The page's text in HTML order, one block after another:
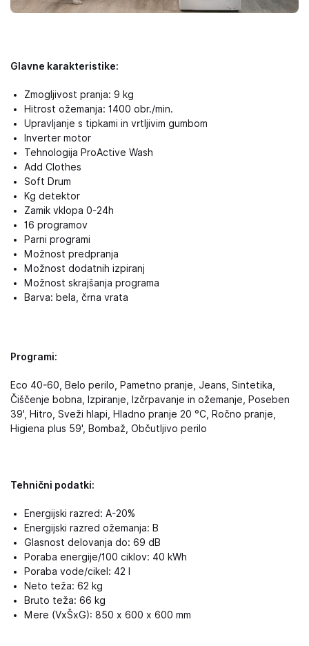
Glavne karakteristike:
Zmogljivost pranja: 9 kg
Hitrost ožemanja: 1400 obr./min.
Upravljanje s tipkami in vrtljivim gumbom
Inverter motor
Tehnologija ProActive Wash
Add Clothes
Soft Drum
Kg detektor
Zamik vklopa 0-24h
16 programov
Parni programi
Možnost predpranja
Možnost dodatnih izpiranj
Možnost skrajšanja programa
Barva: bela, črna vrata
Programi:
Eco 40-60, Belo perilo, Pametno pranje, Jeans, Sintetika,
Čiščenje bobna, Izpiranje, Izčrpavanje in ožemanje, Poseben
39', Hitro, Sveži hlapi, Hladno pranje 20 °C, Ročno pranje,
Higiena plus 59', Bombaž, Občutljivo perilo
Tehnični podatki:
Energijski razred: A-20%
Energijski razred ožemanja: B
Glasnost delovanja do: 69 dB
Poraba energije/100 ciklov: 40 kWh
Poraba vode/cikel: 42 l
Neto teža: 62 kg
Bruto teža: 66 kg
Mere (VxŠxG): 850 x 600 x 600 mm